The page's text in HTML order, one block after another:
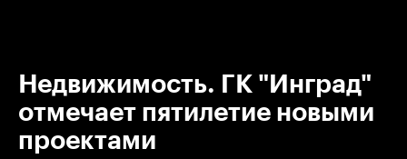
Недвижимость. ГК "Инград"
отмечает пятилетие новыми
проектами